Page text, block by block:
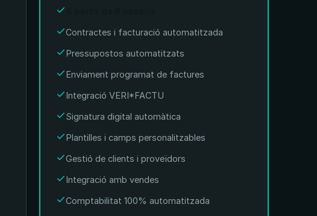
Contractes i facturació automatitzada
Pressupostos automatitzats
Enviament programat de factures
Integració VERI*FACTU
Signatura digital automàtica
Plantilles i camps personalitzables
Gestió de clients i proveïdors
Integració amb vendes
Comptabilitat 100% automatitzada